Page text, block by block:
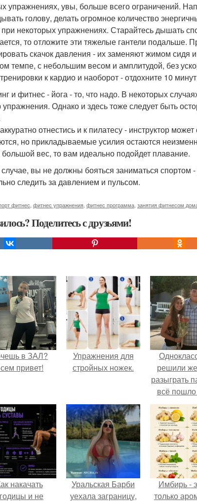
упражнениях, увы, больше всего ограничений.
голову, делать огромное количество
некоторых упражнениях. Старайтесь дышать
то отложите эти тяжелые гантели подальше.
скачок давления - их заменяют жимом сидя
темпе, с небольшим весом и амплитудой, без
к кардио и наоборот - отдохните 10
и фитнес - йога - то, что надо. В некоторых
упражнения. Однако и здесь тоже следует быть
отнестись и к пилатесу - инструктор
но прикладываемые усилия остаются
вес, то вам идеально подойдет плавание.
вы не должны бояться заниматься спортом
следить за давлением и пульсом.
фитнес фитнес упражнения фитнес программа занятия фитнесом
Поделитесь с друзьями!
в ЗАЛ?
привет!
Упражнения для
стройных ножек.
решили
разыграть
всё
накачать
и не
Уральская Барби
уехала заграницу,
Имбирь -
только